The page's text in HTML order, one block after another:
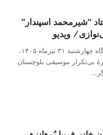
“شیرمحمد اسپندار”
ویدیو
شامگاه چهارشنبه ۳۱ تیرماه ۱۴۰۵،
بی‌تکرار موسیقی بلوچستان